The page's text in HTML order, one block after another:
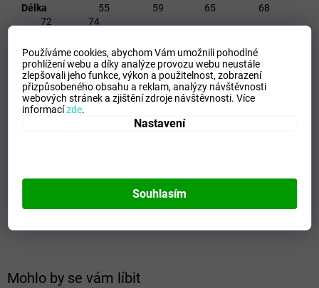
Používáme cookies, abychom Vám umožnili pohodlné
prohlížení webu a díky analýze provozu webu neustále
zlepšovali jeho funkce, výkon a použitelnost,zobrazení
přizpůsobeného obsahu a reklam, analýzy návštěvnosti
webových stránek a zjištění zdroje návštěvnosti.Více
informacízde.
Nastavení
Souhlasím
Mohlo by se vám líbit
Délka 55 59 65 68
72 74
Šířka42 43 46 48
52 52
Délka ruk.od krku41 45 50 55
59 65
Doplňkové parametry
Pohlaví:
Unisex